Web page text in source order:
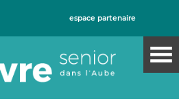
espace partenaire